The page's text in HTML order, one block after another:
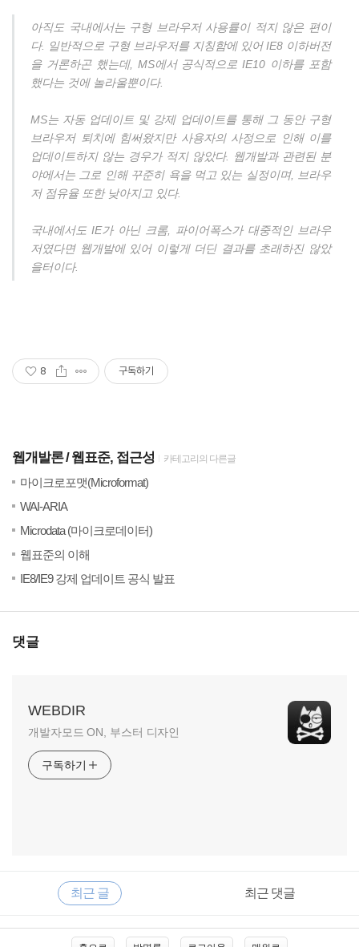
아직도 국내에서는 구형 브라우저 사용률이 적지 않은 편이
다. 일반적으로 구형 브라우저를 지칭함에 있어 IE8 이하버전
을 거론하곤 했는데, MS에서 공식적으로 IE10 이하를 포함
했다는 것에 놀라울뿐이다.
MS는 자동 업데이트 및 강제 업데이트를 통해 그 동안 구형
브라우저 퇴치에 힘써왔지만 사용자의 사정으로 인해 이를
업데이트하지 않는 경우가 적지 않았다. 웹개발과 관련된 분
야에서는 그로 인해 꾸준히 욕을 먹고 있는 실정이며, 브라우
저 점유율 또한 낮아지고 있다.
국내에서도 IE가 아닌 크롬, 파이어폭스가 대중적인 브라우
저였다면 웹개발에 있어 이렇게 더딘 결과를 초래하진 않았
을터이다.
8 구독하기
웹개발론 웹표준, 접근성 카테고리의 다른글
마이크로포맷(Microformat)
WAI-ARIA
Microdata (마이크로데이터)
웹표준의 이해
IE8/IE9 강제 업데이트 공식 발표
댓글
WEBDIR
개발자모드 ON, 부스터 디자인
구독하기
바
RECENTLY
최근 글 최근 댓글